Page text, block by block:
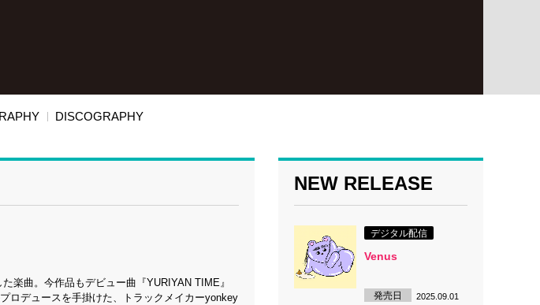
DISCOGRAPHY
楽曲。今作品もデビュー曲『YURIYAN TIME』
ロデュースを手掛けた、トラックメイカーyonkey
NEW RELEASE
デジタル配信
Venus
発売日 2025.09.01